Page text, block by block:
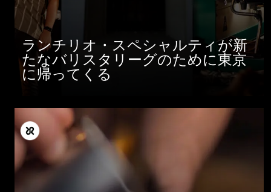
ランチリオ・スペシャルティが新
たなバリスタリーグのために東京
に帰ってくる